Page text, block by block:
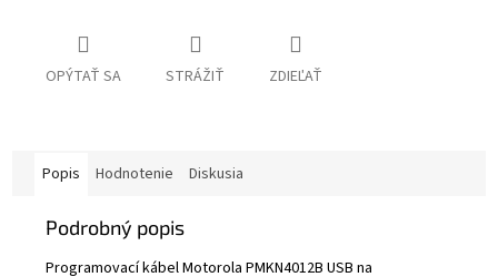
OPÝTAŤ SA STRÁŽIŤ ZDIEĽAŤ
Popis Hodnotenie Diskusia
Podrobný popis
Programovací kábel Motorola PMKN4012B USB na